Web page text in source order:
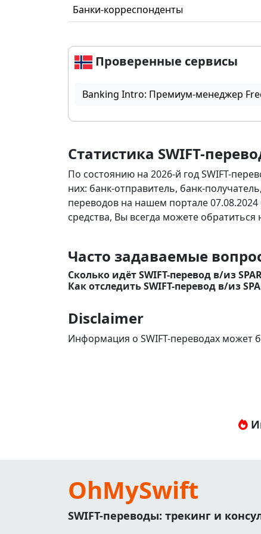
Банки-корреспонденты
Проверенные сервисы
Banking Intro: Премиум-менеджер
Статистика SWIFT-
По состоянию на 2026-й год SWIFT-
них: банк-отправитель, банк-
переводов на нашем портале
средства, Вы всегда можете
Часто задаваемые
Сколько идёт SWIFT-перевод в/из
Как отследить SWIFT-перевод в/из
Disclaimer
Информация о SWIFT-переводах может
OhMySwift
SWIFT-переводы: трекинг и